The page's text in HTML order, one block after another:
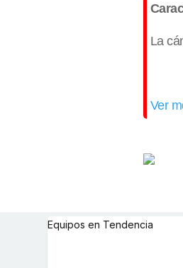
La
Ver
Equipos en Tendencia